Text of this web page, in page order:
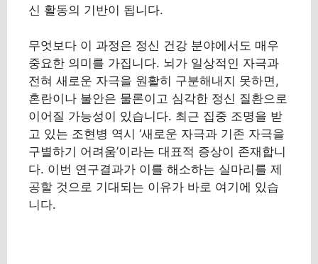
신 활동의 기반이 됩니다.
무엇보다 이 과정은 정신 건강 분야에서도 매우
중요한 의미를 가집니다. 뇌가 일상적인 자극과
전혀 새로운 자극을 원활히 구분해내지 못하면,
혼란이나 불안은 물론이고 심각한 정신 질환으로
이어질 가능성이 있습니다. 최근 집중 조명을 받
고 있는 조현병 역시 ‘새로운 자극과 기존 자극을
구별하기 어려움’이라는 대표적 증상이 존재합니
다. 이번 연구결과가 이를 해소하는 실마리를 제
공할 것으로 기대되는 이유가 바로 여기에 있습
니다.